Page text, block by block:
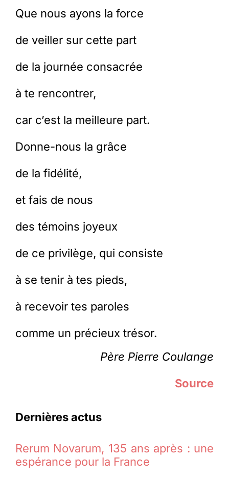
Que nous ayons la force
de veiller sur cette part
de la journée consacrée
à te rencontrer,
car c’est la meilleure part.
Donne-nous la grâce
de la fidélité,
et fais de nous
des témoins joyeux
de ce privilège, qui consiste
à se tenir à tes pieds,
à recevoir tes paroles
comme un précieux trésor.
Père Pierre Coulange
Source
Dernières actus
Rerum Novarum, 135 ans après : une
espérance pour la France